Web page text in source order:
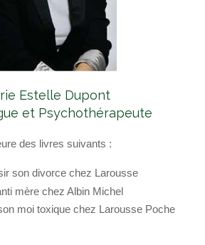
Estelle Dupont
et Psychothérapeute
des livres suivants :
son divorce chez Larousse
mère chez Albin Michel
moi toxique chez Larousse Poche